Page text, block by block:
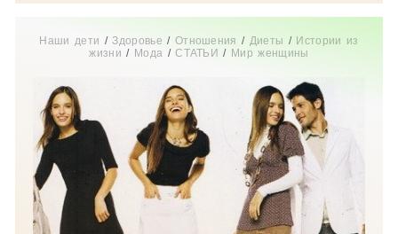
Наши дети /Здоровье / Отношения / Диеты / Истории из
жизни / Мода /СТАТЬИ / Мир женщины